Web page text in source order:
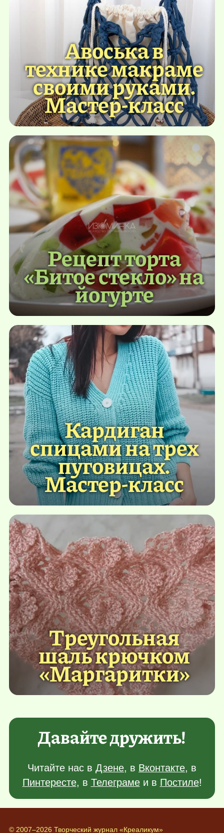
Авоська в
технике макраме
своими руками.
Мастер-класс
Рецепт торта
«Битое стекло» на
йогурте
Кардиган
спицами на трех
пуговицах.
Мастер-класс
Треугольная
шаль крючком
«Маргаритки»
Давайте дружить!
Читайте нас в Дзене, в Вконтакте, в
Пинтересте, в Телеграмеи в Постиле!
© 2007–2026 Творческий журнал «Креаликум»